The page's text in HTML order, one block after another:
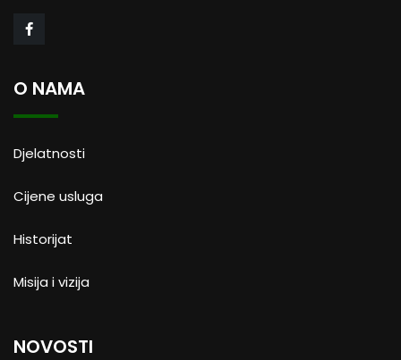
O NAMA
Djelatnosti
Cijene usluga
Historijat
Misija i vizija
NOVOSTI